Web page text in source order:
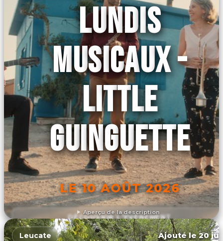
Aperçu de la description
LUNDIS
MUSICAUX -
LITTLE
GUINGUETTE
LE 10 AOÛT 2026
DÉCOUVRIR L'ÉVÉNEMENT
Leucate Ajouté le 20